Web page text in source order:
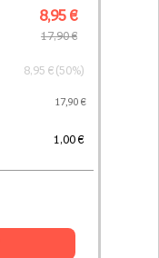
8,95 €
17,90 €
8,95 € (50%)
17,90 €
1,00 €